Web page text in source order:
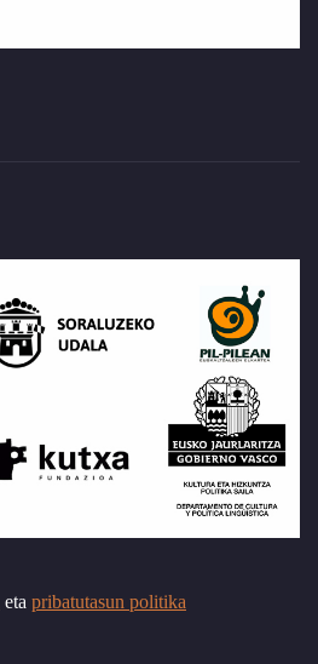
eta pribatutasun politika